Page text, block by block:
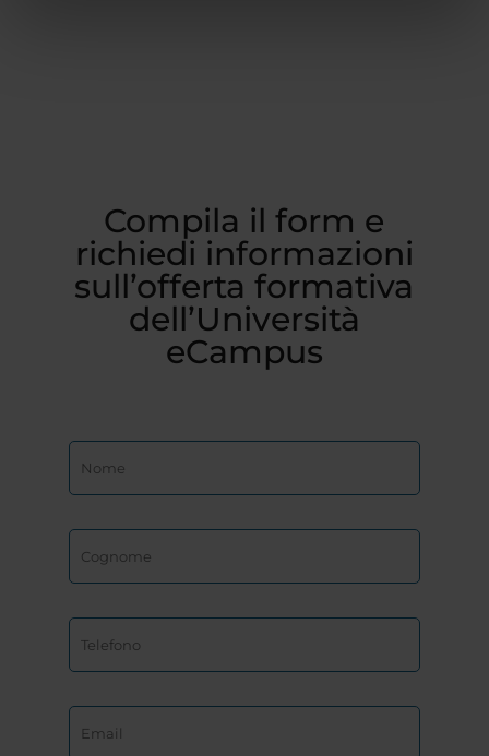
Compila il form e
richiedi informazioni
sull’offerta formativa
dell’Università
eCampus